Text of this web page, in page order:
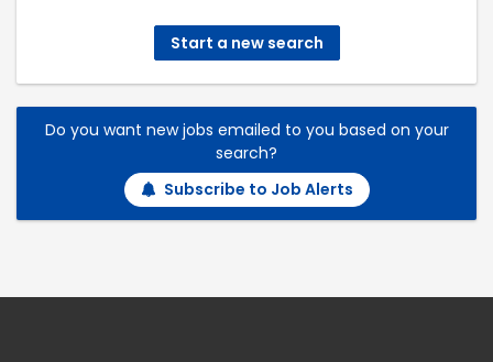
Start a new search
Do you want new jobs emailed to you based on your
search?
Subscribe to Job Alerts